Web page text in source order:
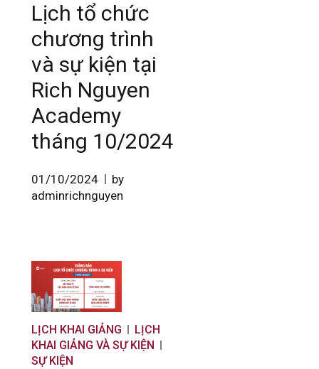
Lịch tổ chức
chương trình
và sự kiện tại
Rich Nguyen
Academy
tháng 10/2024
01/10/2024
by
adminrichnguyen
LỊCH KHAI GIẢNG
LỊCH
KHAI GIẢNG VÀ SỰ KIỆN
SỰ KIỆN